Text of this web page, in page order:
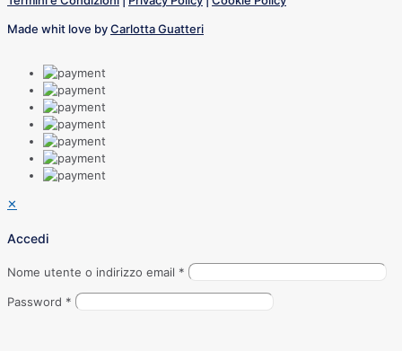
Made whit love byCarlotta Guatteri
✕
Accedi
Nome utente o indirizzo email *
Password *